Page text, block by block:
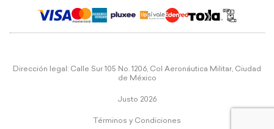
Dirección legal: Calle Sur 105 No. 1206, Col Aeronáutica Militar, Ciudad
de México
Justo 2026
Términos y Condiciones